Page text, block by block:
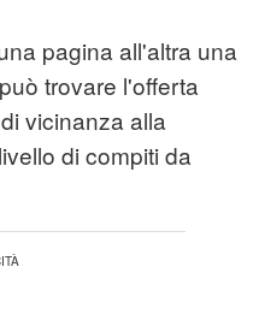
pagina all'altra una
trovare l'offerta
vicinanza alla
di compiti da